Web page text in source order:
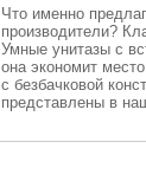
Что именно
производители?
Умные унитазы с
она экономит
с безбачковой
представлены в